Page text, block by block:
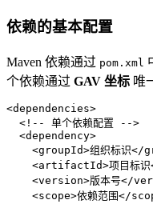
依赖的基本配置
Maven 依赖通过 pom.xml
个依赖通过 GAV 坐标 唯
<dependencies>
<!-- 单个依赖配置 -->
<dependency>
<groupId>组织标识</
<artifactId>项目标识
<version>版本号</
<scope>依赖范围</